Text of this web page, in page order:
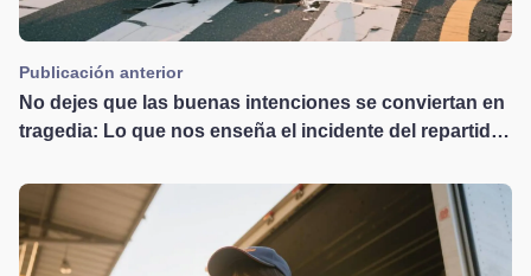
Publicación anterior
No dejes que las buenas intenciones se conviertan en
tragedia: Lo que nos enseña el incidente del repartidor